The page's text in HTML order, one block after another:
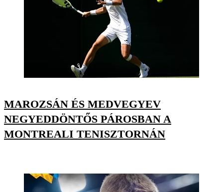
MAROZSÁN ÉS MEDVEGYEV
NEGYEDDÖNTŐS PÁROSBAN A
MONTREALI TENISZTORNÁN